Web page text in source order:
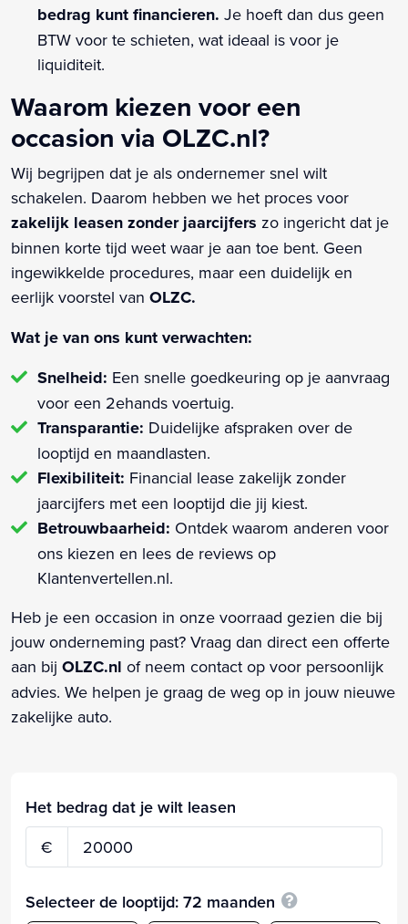
bedrag kunt financieren. Je hoeft dan dus geen
BTW voor te schieten, wat ideaal is voor je
liquiditeit.
Waarom kiezen voor een
occasion via OLZC.nl?
Wij begrijpen dat je als ondernemer snel wilt
schakelen. Daarom hebben we het proces voor
zakelijk leasen zonder jaarcijfers zo ingericht dat je
binnen korte tijd weet waar je aan toe bent. Geen
ingewikkelde procedures, maar een duidelijk en
eerlijk voorstel van OLZC.
Wat je van ons kunt verwachten:
Snelheid: Een snelle goedkeuring op je aanvraag
voor een 2ehands voertuig.
Transparantie: Duidelijke afspraken over de
looptijd en maandlasten.
Flexibiliteit: Financial lease zakelijk zonder
jaarcijfers met een looptijd die jij kiest.
Betrouwbaarheid: Ontdek waarom anderen voor
ons kiezen en lees de reviews op
Klantenvertellen.nl.
Heb je een occasion in onze voorraad gezien die bij
jouw onderneming past? Vraag dan direct een offerte
aan bij OLZC.nl of neem contact op voor persoonlijk
advies. We helpen je graag de weg op in jouw nieuwe
zakelijke auto.
Het bedrag dat je wilt leasen
€
Selecteer de looptijd: 72 maanden